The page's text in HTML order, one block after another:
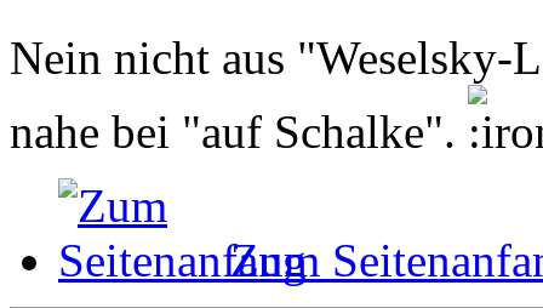
Nein nicht aus "Weselsky-
nahe bei "auf Schalke".
Zum